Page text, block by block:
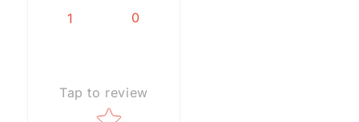
1 0
Tap to review
Star rating